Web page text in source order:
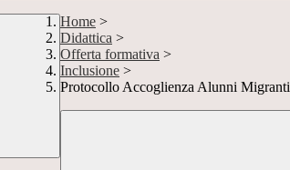
Home >
Didattica >
Offerta formativa >
Inclusione >
Protocollo Accoglienza Alunni Migranti